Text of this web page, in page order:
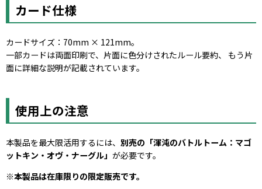
カード仕様
カードサイズ：70mm × 121mm。
一部カードは両面印刷で、片面に色分けされたルール要約、 もう片
面に詳細な説明が記載されています。
使用上の注意
本製品を最大限活用するには、 別売の「渾沌のバトルトーム：マゴ
ットキン・オヴ・ナーグル」 が必要です。
※本製品は在庫限りの限定販売です。